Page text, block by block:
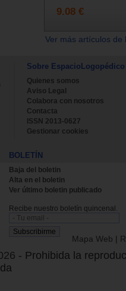
9.08 €
Ver más artículos
Sobre EspacioLogopédico
Quienes somos
Aviso Legal
Colabora con nosotros
Contacta
ISSN 2013-0627
Gestionar cookies
BOLETÍN
Baja del boletin
Alta en el boletin
Ver último boletin publicado
Recibe nuestro boletín quincenal.
Mapa Web |
- Prohibida la